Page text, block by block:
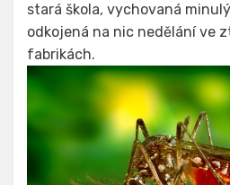
stará škola, vychovaná
odkojená na nic nedělání ve
fabrikách.